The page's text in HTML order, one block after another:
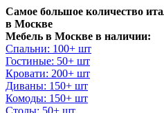
Самое большое количество
в Москве
Мебель в Москве в наличии:
Спальни: 100+ шт
Гостиные: 50+ шт
Кровати: 200+ шт
Диваны: 150+ шт
Комоды: 150+ шт
Столы: 50+ шт